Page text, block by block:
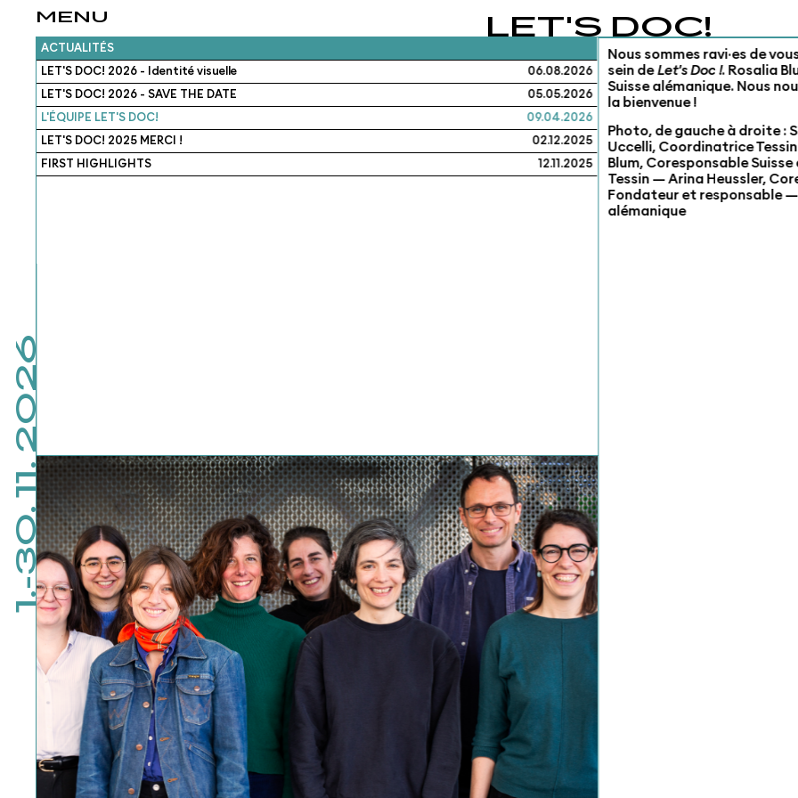
1.-30. 11. 2026
MENU LET'S DOC!
ACTUALITÉS
LET'S DOC! 2026 - Identité visuelle
06.08.2026
LET'S DOC! 2026 - SAVE THE DATE
05.05.2026
L'ÉQUIPE LET'S DOC!
09.04.2026
LET'S DOC! 2025 MERCI !
02.12.2025
FIRST HIGHLIGHTS
12.11.2025
Nous sommes ravi·es de
sein de Let's Doc !. Rosalia
Suisse alémanique. Nous
la bienvenue !
Photo, de gauche à droite :
Uccelli, Coordinatrice
Blum, Coresponsable
Tessin — Arina Heussler,
Fondateur et responsable
alémanique